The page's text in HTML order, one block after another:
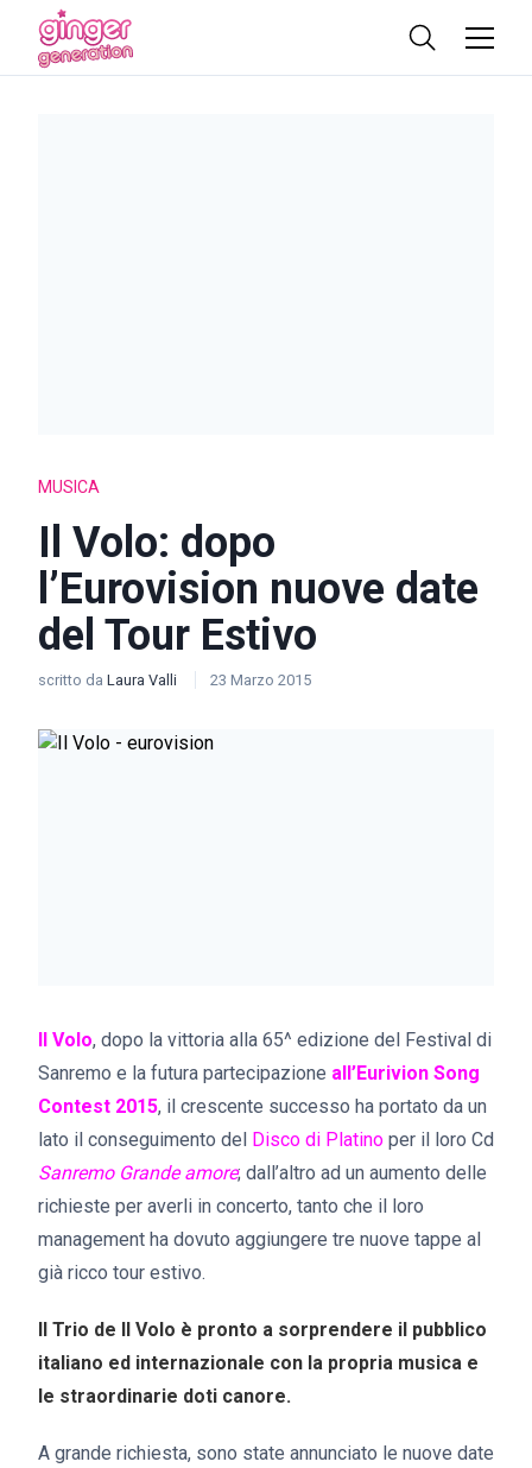
MUSICA
Il Volo: dopo
l’Eurovision nuove date
del Tour Estivo
scritto da Laura Valli 23 Marzo 2015
Il Volo, dopo la vittoria alla 65^ edizione del Festival di
Sanremo e la futura partecipazione all’Eurivion Song
Contest 2015, il crescente successo ha portato da un
lato il conseguimento del Disco di Platino per il loro Cd
Sanremo Grande amore; dall’altro ad un aumento delle
richieste per averli in concerto, tanto che il loro
management ha dovuto aggiungere tre nuove tappe al
già ricco tour estivo.
Il Trio de Il Volo è pronto a sorprendere il pubblico
italiano ed internazionale con la propria musica e
le straordinarie doti canore.
A grande richiesta, sono state annunciato le nuove date